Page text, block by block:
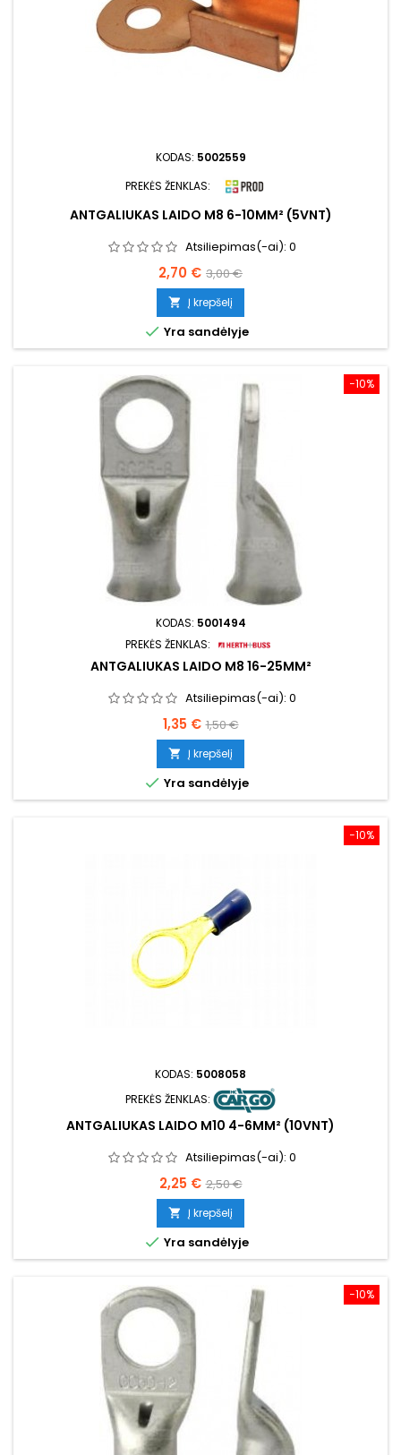
KODAS: 5002559
PREKĖS ŽENKLAS:
ANTGALIUKAS LAIDO M8 6-10MM² (5VNT)
Atsiliepimas(-ai): 0
Kaina
2,70 € Bazinė
kaina
3,00 €
 Į krepšelį
 Yra sandėlyje
−10%
KODAS: 5001494
PREKĖS ŽENKLAS:
ANTGALIUKAS LAIDO M8 16-25MM²
Atsiliepimas(-ai): 0
Kaina
1,35 € Bazinė
kaina
1,50 €
 Į krepšelį
 Yra sandėlyje
−10%
KODAS: 5008058
PREKĖS ŽENKLAS:
ANTGALIUKAS LAIDO M10 4-6MM² (10VNT)
Atsiliepimas(-ai): 0
Kaina
2,25 € Bazinė
kaina
2,50 €
 Į krepšelį
 Yra sandėlyje
−10%